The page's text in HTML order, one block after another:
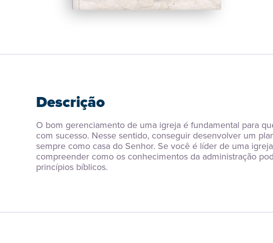
Descrição
O bom gerenciamento de uma igreja é fundamental para
com sucesso. Nesse sentido, conseguir desenvolver um
sempre como casa do Senhor. Se você é líder de uma
compreender como os conhecimentos da administração
princípios bíblicos.